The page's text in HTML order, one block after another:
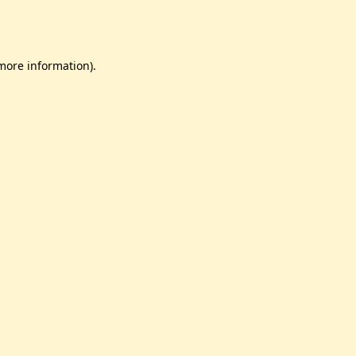
information).